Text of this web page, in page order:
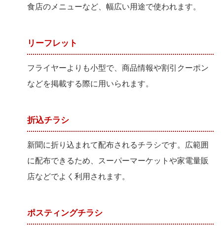
食店のメニューなど、幅広い用途で使われます。
リーフレット
フライヤーよりも小型で、商品情報や割引クーポン
などを掲載する際に用いられます。
折込チラシ
新聞に折り込まれて配布されるチラシです。広範囲
に配布できるため、スーパーマーケットや家電量販
店などでよく利用されます。
ポスティングチラシ